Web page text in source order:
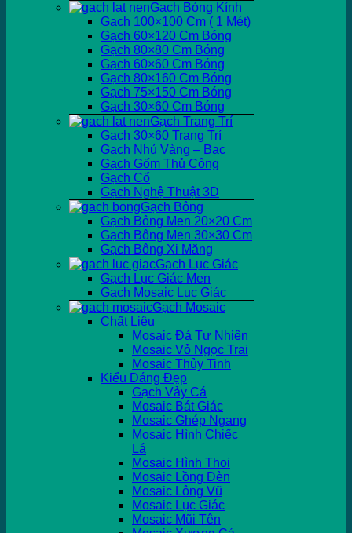
Gạch Bóng Kính
Gạch 100×100 Cm ( 1 Mét)
Gạch 60×120 Cm Bóng
Gạch 80×80 Cm Bóng
Gạch 60×60 Cm Bóng
Gạch 80×160 Cm Bóng
Gạch 75×150 Cm Bóng
Gạch 30×60 Cm Bóng
Gạch Trang Trí
Gạch 30×60 Trang Trí
Gạch Nhủ Vàng – Bạc
Gạch Gốm Thủ Công
Gạch Cổ
Gạch Nghệ Thuật 3D
Gạch Bông
Gạch Bông Men 20×20 Cm
Gạch Bông Men 30×30 Cm
Gạch Bông Xi Măng
Gạch Lục Giác
Gạch Lục Giác Men
Gạch Mosaic Lục Giác
Gạch Mosaic
Chất Liệu
Mosaic Đá Tự Nhiên
Mosaic Vỏ Ngọc Trai
Mosaic Thủy Tinh
Kiểu Dáng Đẹp
Gạch Vảy Cá
Mosaic Bát Giác
Mosaic Ghép Ngang
Mosaic Hình Chiếc
Lá
Mosaic Hình Thoi
Mosaic Lồng Đèn
Mosaic Lông Vũ
Mosaic Lục Giác
Mosaic Mũi Tên